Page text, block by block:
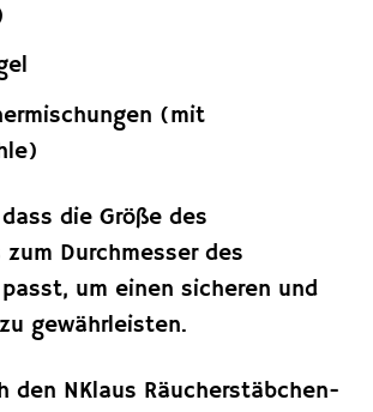
(mit
die Größe des
zum Durchmesser des
um einen sicheren und
gewährleisten.
den NKlaus Räucherstäbchen-